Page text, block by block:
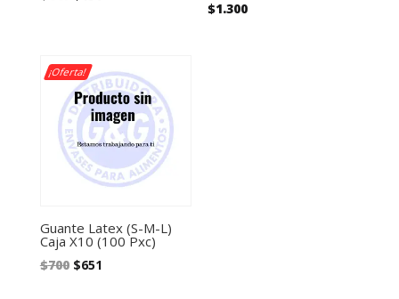
$140.$130.
$1.300
¡Oferta!
Guante Latex (S-M-L)
Caja X10 (100 Pxc)
$700 El
$651El